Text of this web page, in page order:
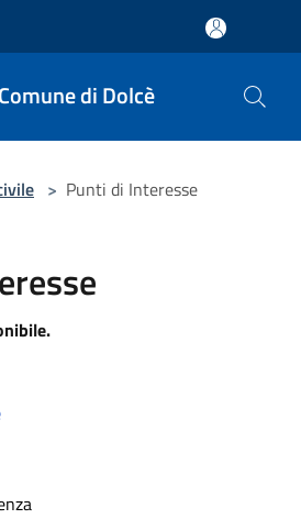
Comune di Dolcè
> Punti di Interesse